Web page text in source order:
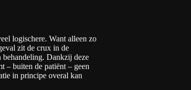
logischere. Want alleen zo
zit de crux in de
behandeling. Dankzij deze
– buiten de patiënt – geen
in principe overal kan